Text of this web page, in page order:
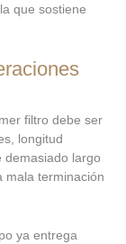
que sostiene
filtro debe ser
longitud
demasiado largo
mala terminación
ya entrega